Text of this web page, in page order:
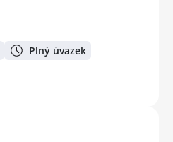
Plný úvazek